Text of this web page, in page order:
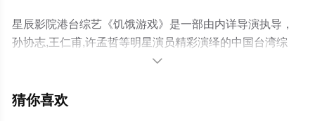
星辰影院港台综艺《饥饿游戏》是一部由内详导演执导，
孙协志,王仁甫,许孟哲等明星演员精彩演绎的中国台湾综
艺，手机免费观看高清无删减完整版综艺节目就上星辰电
等平台了解。

猜你喜欢